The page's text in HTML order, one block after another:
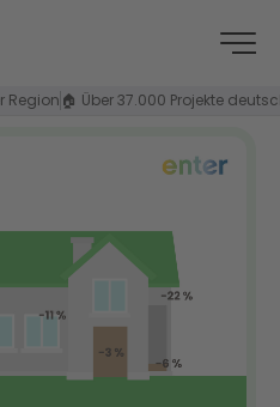
🏠 Über 37.000 Projekte